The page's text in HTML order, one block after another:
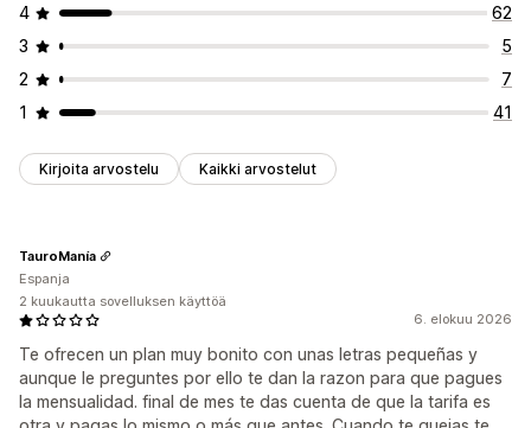
4
62
3
5
2
7
1
41
Kirjoita arvostelu Kaikki arvostelut
6. elokuu 2026
Te ofrecen un plan muy bonito con unas letras pequeñas y
aunque le preguntes por ello te dan la razon para que pagues
la mensualidad. final de mes te das cuenta de que la tarifa es
TauroManía
Espanja
2 kuukautta sovelluksen käyttöä